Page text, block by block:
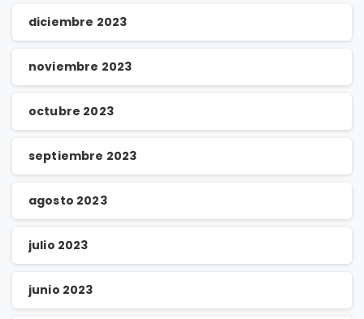
diciembre 2023
noviembre 2023
octubre 2023
septiembre 2023
agosto 2023
julio 2023
junio 2023